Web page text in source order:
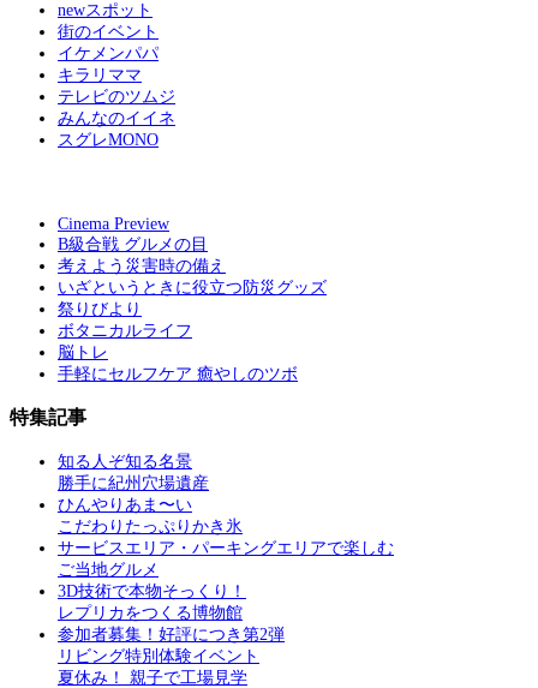
newスポット
街のイベント
イケメンパパ
キラリママ
テレビのツムジ
みんなのイイネ
スグレMONO
Cinema Preview
B級合戦 グルメの目
考えよう災害時の備え
いざというときに役立つ防災グッズ
祭りびより
ボタニカルライフ
脳トレ
手軽にセルフケア 癒やしのツボ
特集記事
知る人ぞ知る名景
勝手に紀州穴場遺産
ひんやりあま〜い
こだわりたっぷりかき氷
サービスエリア・パーキングエリアで楽しむ
ご当地グルメ
3D技術で本物そっくり！
レプリカをつくる博物館
参加者募集！好評につき第2弾
リビング特別体験イベント
夏休み！ 親子で工場見学